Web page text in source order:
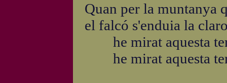
Quan per la muntanya
el falcó s'enduia la
he mirat aquesta
he mirat aquesta